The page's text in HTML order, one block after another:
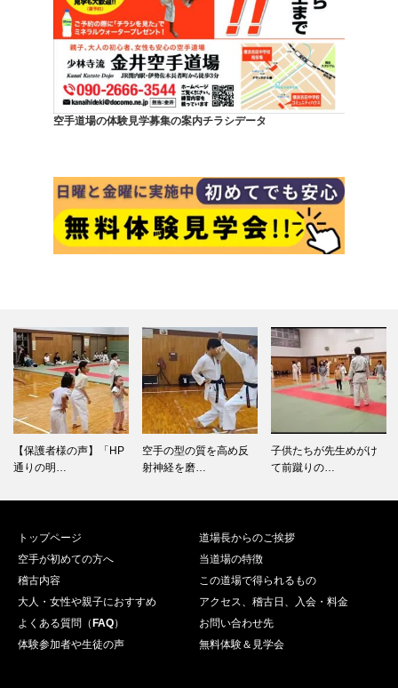
空手道場の体験見学募集の案内チラシデータ
【保護者様の声】「HP
通りの明…
空手の型の質を高め反
射神経を磨…
子供たちが先生めがけ
て前蹴りの…
トップページ
道場長からのご挨拶
空手が初めての方へ
当道場の特徴
稽古内容
この道場で得られるもの
大人・女性や親子におすすめ
アクセス、稽古日、入会・料金
よくある質問（FAQ）
お問い合わせ先
体験参加者や生徒の声
無料体験＆見学会